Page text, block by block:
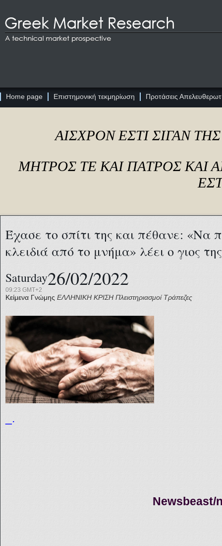
Home page Επιστημονική τεκμηρίωση Προτάσεις
ΑΙΣΧΡΟΝ ΕΣΤΙ ΣΙΓΑΝ
ΜΗΤΡΟΣ ΤΕ ΚΑΙ ΠΑΤΡΟΣ ΚΑΙ
Έχασε το σπίτι της και πέθανε: «Να
κλειδιά από το μνήμα» λέει ο γιος της
Saturday26/02/2022
09:23 GMT+2
Κείμενα Γνώμης ΕΛΛΗΝΙΚΗ ΚΡΙΣΗ Πλειστηριασμοί Τράπεζες
_.
Newsbeast/